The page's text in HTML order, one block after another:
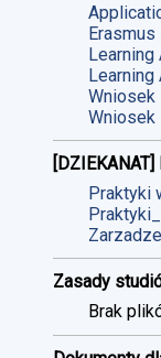
Learning
Learning
Wniosek
Wniosek
Praktyki
Zasady
Brak